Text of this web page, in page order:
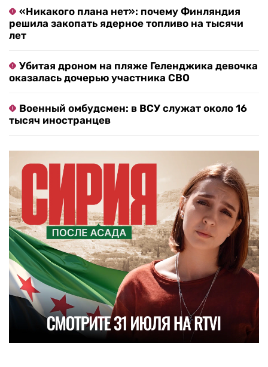
«Никакого плана нет»: почему Финляндия
решила закопать ядерное топливо на тысячи
лет
Убитая дроном на пляже Геленджика девочка
оказалась дочерью участника СВО
Военный омбудсмен: в ВСУ служат около 16
тысяч иностранцев